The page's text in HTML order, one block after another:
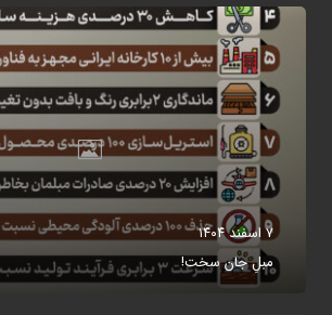
۷ اسفند ۱۴۰۴
مبلِ جان سخت!